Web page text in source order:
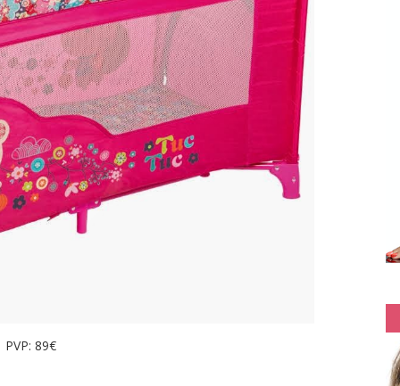
PVP: 89€